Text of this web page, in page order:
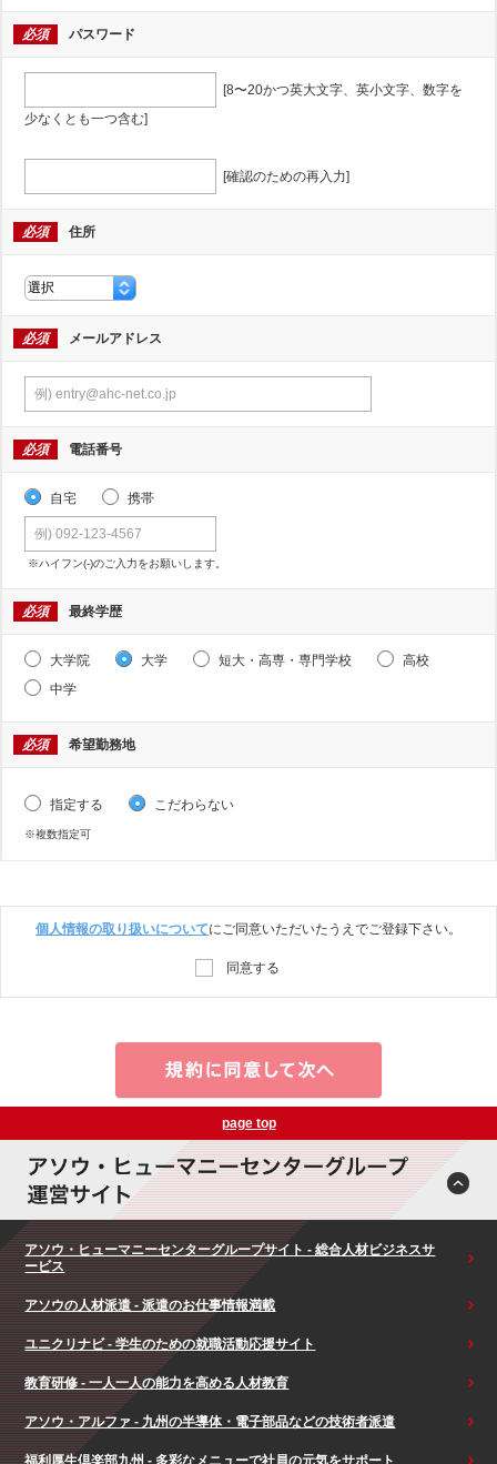
必須 パスワード
[8〜20かつ英大文字、英小文字、数字を
少なくとも一つ含む]
[確認のための再入力]
必須 住所
必須 メールアドレス
必須 電話番号
自宅 携帯
※ハイフン(-)のご入力をお願いします。
必須 最終学歴
大学院 大学 短大・高専・専門学校
高校
中学
必須 希望勤務地
指定する こだわらない
※複数指定可
個人情報の取り扱いについてにご同意いただいたうえでご登録下さい。
同意する
page top
アソウ・ヒューマニーセンターグループサイト - 総合人材ビジネスサ
ービス
アソウの人材派遣 - 派遣のお仕事情報満載
ユニクリナビ - 学生のための就職活動応援サイト
教育研修 - 一人一人の能力を高める人材教育
アソウ・アルファ - 九州の半導体・電子部品などの技術者派遣
福利厚生倶楽部九州 - 多彩なメニューで社員の元気をサポート